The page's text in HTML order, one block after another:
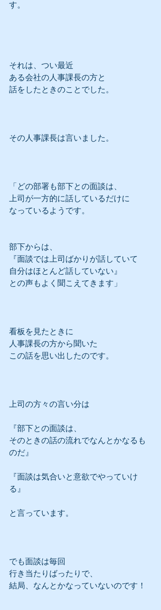
す。
それは、つい最近
ある会社の人事課長の方と
話をしたときのことでした。
その人事課長は言いました。
「どの部署も部下との面談は、
上司が一方的に話しているだけに
なっているようです。
部下からは、
『面談では上司ばかりが話していて
自分はほとんど話していない』
との声もよく聞こえてきます」
看板を見たときに
人事課長の方から聞いた
この話を思い出したのです。
上司の方々の言い分は
『部下との面談は、
そのときの話の流れでなんとかなるも
のだ』
『面談は気合いと意欲でやっていけ
る』
と言っています。
でも面談は毎回
行き当たりばったりで、
結局、なんとかなっていないのです！